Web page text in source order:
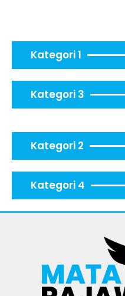
Kategori 1
Kategori 3
Kategori 2
Kategori 4